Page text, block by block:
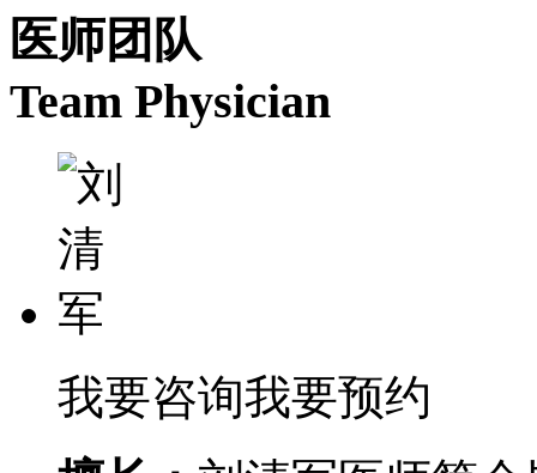
医师团队
Team Physician
我要咨询我要预约